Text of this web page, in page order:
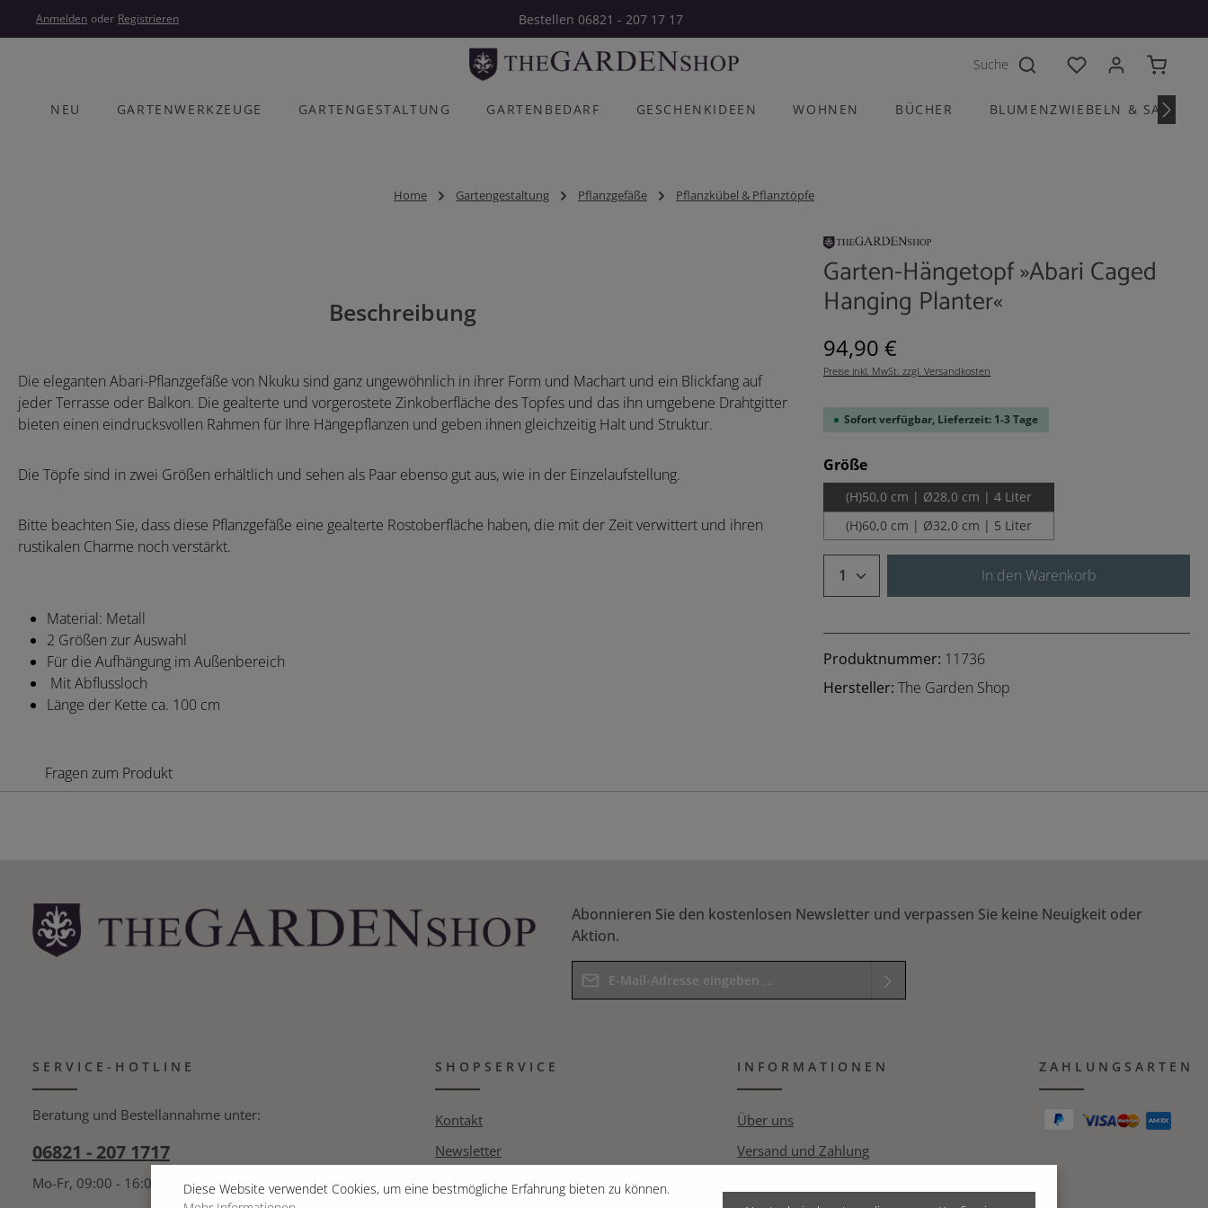
Hauptinhalt springen
Zur Hauptnavigation springen
Anmelden oder Registrieren Bestellen 06821 - 207 17 17
Du hast 0 Produkte
NEU GARTENWERKZEUGE GARTENGESTALTUNG GARTENBEDARF GESCHENKIDEEN WOHNEN BÜCHER BLUMENZWIEBELN &
Home Gartengestaltung Pflanzgefäße Pflanzkübel & Pflanztöpfe
Garten-Hängetopf »Abari Caged
Hanging Planter«
Regulärer Preis:
94,90 €
Preise inkl. MwSt. zzgl. Versandkosten
Sofort verfügbar, Lieferzeit: 1-3 Tage
Größeauswählen
(H)50,0 cm | Ø28,0 cm | 4 Liter
(H)60,0 cm | Ø32,0 cm | 5 Liter
Produkt Anzahl: Gib den
In den Warenkorb
Produktnummer: 11736
Hersteller: The Garden Shop
Beschreibung
Die eleganten Abari-Pflanzgefäße von Nkuku sind ganz ungewöhnlich in ihrer Form und Machart und ein Blickfang auf
jeder Terrasse oder Balkon. Die gealterte und vorgerostete Zinkoberfläche des Topfes und das ihn umgebene Drahtgitter
bieten einen eindrucksvollen Rahmen für Ihre Hängepflanzen und geben ihnen gleichzeitig Halt und Struktur.
Die Töpfe sind in zwei Größen erhältlich und sehen als Paar ebenso gut aus, wie in der Einzelaufstellung.
Bitte beachten Sie, dass diese Pflanzgefäße eine gealterte Rostoberfläche haben, die mit der Zeit verwittert und ihren
rustikalen Charme noch verstärkt.
Material: Metall
2 Größen zur Auswahl
Für die Aufhängung im Außenbereich
Mit Abflussloch
Länge der Kette ca. 100 cm
Fragen zum Produkt
Abonnieren Sie den kostenlosen Newsletter und verpassen Sie keine Neuigkeit oder
Aktion.
E-Mail-Adresse*
Kenntnis genommen und die AGB gelesen und
bin mit ihnen einverstanden.*
Bitte geben Sie das Ergebnis der Gleichung in das nachfolgende Textfeld ein. *
SERVICE-HOTLINE
Beratung und Bestellannahme unter:
06821 - 207 1717
Mo-Fr, 09:00 - 16:00 Uhr
SHOPSERVICE
Kontakt
Newsletter
Pressespiegel
INFORMATIONEN
Über uns
Versand und Zahlung
ZAHLUNGSARTEN
Diese Website verwendet Cookies, um eine bestmögliche Erfahrung bieten zu können.